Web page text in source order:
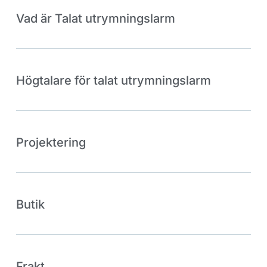
Vad är Talat utrymningslarm
Högtalare för talat utrymningslarm
Projektering
Butik